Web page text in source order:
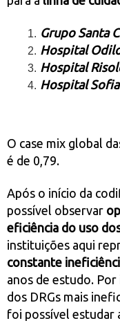
Grupo Santa
Hospital
Hospital
Hospital
O case mix global
é de 0,79.
Após o início da
possível observar
eficiência do uso
instituições aqui
constante
anos de estudo.
dos DRGs mais
foi possível estudar